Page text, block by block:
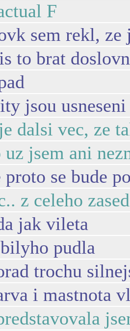
F
sem rekl, ze
to brat
jsou usneseni
dalsi vec, ze
uz jsem ani
proto se bude
z celeho
jak vileta
pudla
trochu
i mastnota